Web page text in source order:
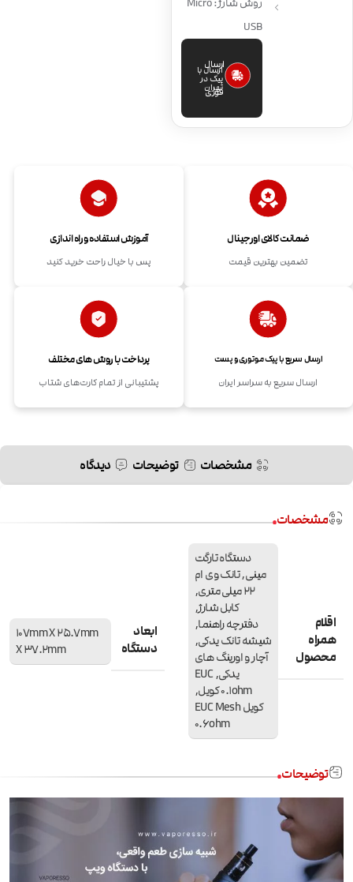
روش شارژ: Micro
USB
ارسال
فوری
ارسال با
پیک در
تهران
ضمانت کالای اورجینال
تضمین بهترین قیمت
آموزش استفاده و راه اندازی
پس با خیال راحت خرید کنید
ارسال سریع با پیک موتوری و پست
ارسال سریع به سراسر ایران
پرداخت با روش های مختلف
پشتیبانی از تمام کارت‌های شتاب
مشخصات توضیحات دیدگاه
مشخصات
اقلام
همراه
محصول
دستگاه تارگت
مینی,تانک وی ام
22 میلی متری
,
کابل شارژ,
دفترچه راهنما,
شیشه تانک یدکی,
آچار و اورینگ های
یدکی,
EUC
0.1ohm کویل
,
کویل EUC Mesh
0.6ohm
ابعاد
دستگاه
107mm X 25.7mm
X 37.2mm
توضیحات